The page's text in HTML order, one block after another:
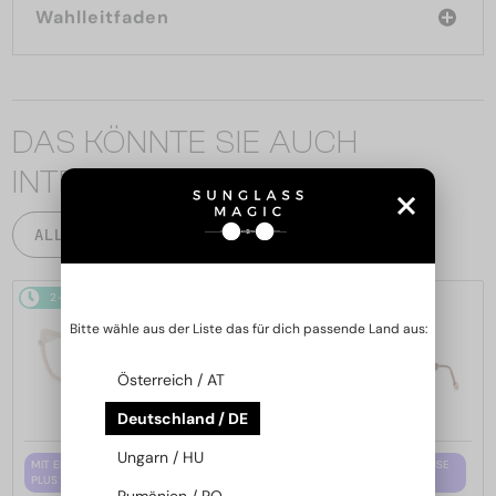
Wahlleitfaden
DAS KÖNNTE SIE AUCH
INTERESSIEREN
ALLE PRODUKTE
2-4 WERKTAGE
MIT EINER EINSTÄRKENGLASLINSE
PLUS 65 EUR
MIT EINER EINSTÄRKENGLASLINSE
Bitte wähle aus der Liste das für dich passende Land aus:
Österreich / AT
Deutschland / DE
Ungarn / HU